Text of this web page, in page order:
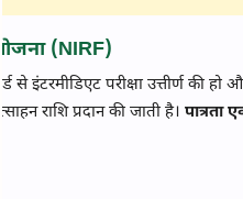
योजना (NIRF)
से इंटरमीडिएट परीक्षा उत्तीर्ण की
राशि प्रदान की जाती है। पात्रता